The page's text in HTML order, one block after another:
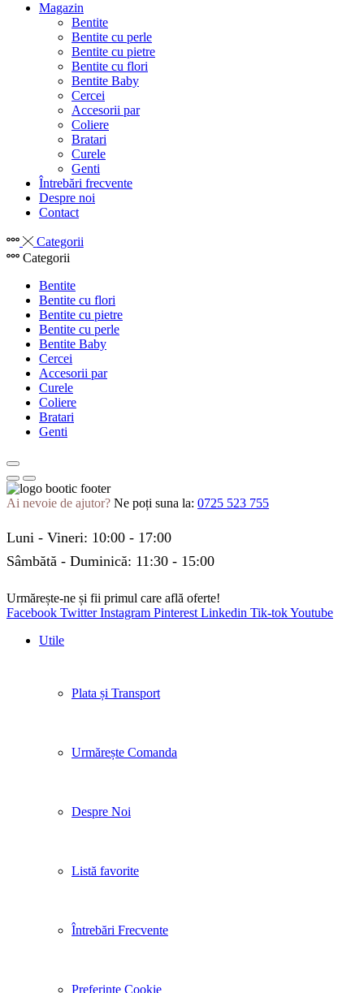
Magazin
Bentite
Bentite cu perle
Bentite cu pietre
Bentite cu flori
Bentite Baby
Cercei
Accesorii par
Coliere
Bratari
Curele
Genti
Întrebări frecvente
Despre noi
Contact
Categorii
Categorii
Bentite
Bentite cu flori
Bentite cu pietre
Bentite cu perle
Bentite Baby
Cercei
Accesorii par
Curele
Coliere
Bratari
Genti
Ai nevoie de ajutor? Ne poți suna la: 0725 523 755
Luni - Vineri: 10:00 - 17:00
Sâmbătă - Duminică: 11:30 - 15:00
Urmărește-ne și fii primul care află oferte!
Facebook Twitter Instagram Pinterest Linkedin Tik-tokYoutube
Utile
Plata și Transport
Urmărește Comanda
Despre Noi
Listă favorite
Întrebări Frecvente
Preferințe Cookie